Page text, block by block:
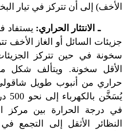
الأخف) إلى أن تتركز في تيار
ـ الانتثار الحراري: يستفاد
جزيئات السائل أو الغاز الأخف
سخونة في حين تتركز
الأقل سخونة. ويتألف شكل
حراري من أنبوب طويل
في درجة الحرارة بين مركز
النظائر الأثقل إلى التجمع